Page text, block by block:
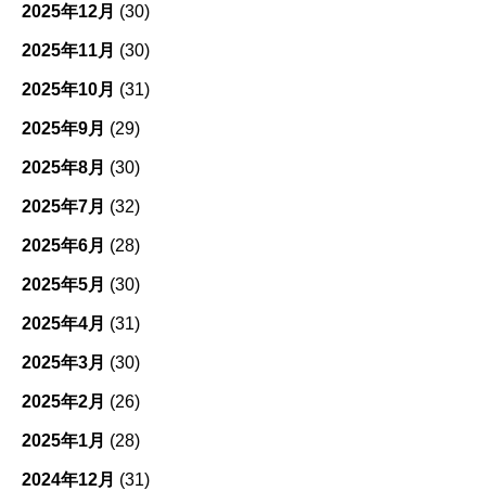
2025年12月 (30)
2025年11月 (30)
2025年10月 (31)
2025年9月 (29)
2025年8月 (30)
2025年7月 (32)
2025年6月 (28)
2025年5月 (30)
2025年4月 (31)
2025年3月 (30)
2025年2月 (26)
2025年1月 (28)
2024年12月 (31)